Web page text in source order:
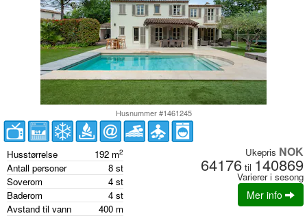
Husnummer #1461245
Husstørrelse 192 m2
Antall personer 8 st
Soverom
4 st
Baderom
4 st
Avstand til vann
400 m
Ukepris NOK
64176 til 140869
Varierer i sesong
Mer info